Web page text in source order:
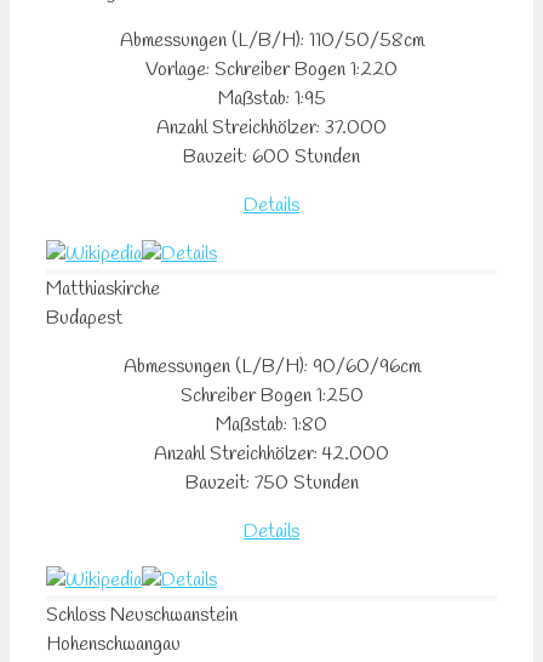
Abmessungen (L/B/H): 110/50/58cm
Vorlage: Schreiber Bogen 1:220
Maßstab: 1:95
Anzahl Streichhölzer: 37.000
Bauzeit: 600 Stunden
Details
Matthiaskirche
Budapest
Abmessungen (L/B/H): 90/60/96cm
Schreiber Bogen 1:250
Maßstab: 1:80
Anzahl Streichhölzer: 42.000
Bauzeit: 750 Stunden
Details
SchlossNeuschwanstein
Hohenschwangau